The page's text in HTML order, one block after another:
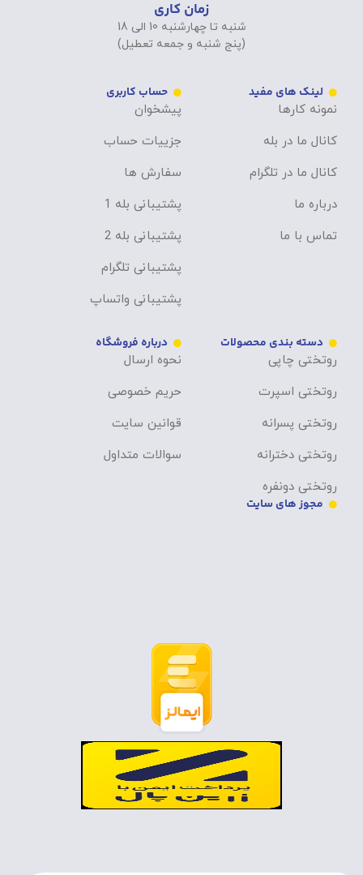
زمان کاری
شنبه تا چهارشنبه 10 الی 18
(پنج شنبه و جمعه تعطیل)
لینک های مفید
نمونه کارها
کانال ما در بله
کانال ما در تلگرام
درباره ما
تماس با ما
حساب کاربری
پیشخوان
جزییات حساب
سفارش ها
پشتیبانی بله 1
پشتیبانی بله 2
پشتیبانی تلگرام
پشتیبانی واتساپ
دسته بندی محصولات
روتختی چاپی
روتختی اسپرت
روتختی پسرانه
روتختی دخترانه
روتختی دونفره
درباره فروشگاه
نحوه ارسال
حریم خصوصی
قوانین سایت
سوالات متداول
مجوز های سایت